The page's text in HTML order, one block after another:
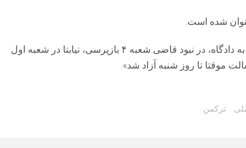
شده است.
منابع مطلع در این زمینه به توهرا گفتند «بعد از بازداشت و‌انتقال به دادگاه، در نبود قاضی شعبه ۴ بازپرسی، نیابتا در شعبه اول
موقتا تا روز شنبه آزاد شد».
ترکمن